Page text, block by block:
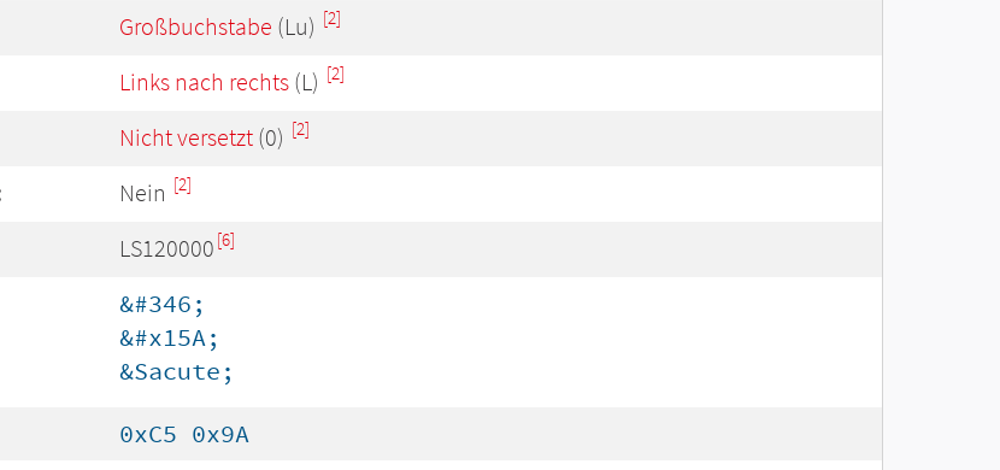
Großbuchstabe (Lu) [2]
Links nach rechts (L) [2]
Nicht versetzt (0) [2]
Nein [2]
LS120000 [6]
&#346;
&#x15A;
&Sacute;
0xC5 0x9A